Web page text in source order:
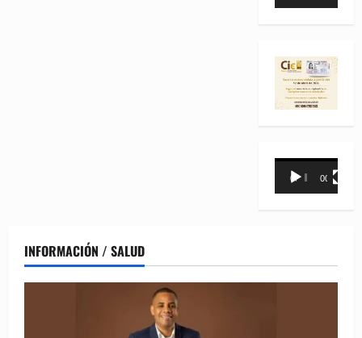
Reproductor
00:00 00:31
INFORMACIÓN / SALUD